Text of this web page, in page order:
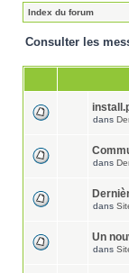
Index du forum
Consulter les
dans
dans
dans
Un
dans